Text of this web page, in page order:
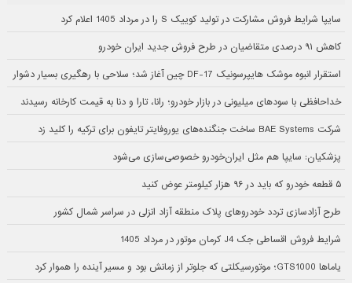
سایپا شرایط فروش مشارکت در تولید کوییک S را در مرداد 1405 اعلام کرد
کاهش ۹۱ درصدی متقاضیان در طرح فروش جدید ایران خودرو
استقرار انبوه موشک هایپرسونیک DF-17 چین آغاز شد؛ سلاحی با رهگیری بسیار دشوار
خداحافظی با سودهای میلیونی در بازار خودرو؛ رانا، تارا و دنا به قیمت کارخانه رسیدند
شرکت BAE Systems ساخت جنگنده‌های یوروفایتر تایفون برای ترکیه را کلید زد
پزشکیان: سایپا هم مثل ایران‌خودرو خصوصی‌سازی می‌شود
۵ قطعه خودرو که باید در ۹۶ هزار کیلومتر عوض کنید
طرح آزادسازی تردد خودروهای پلاک منطقه آزاد انزلی در سراسر شمال کشور
شرایط فروش اقساطی جک J4 کرمان موتور در مرداد 1405
یاماها GTS1000؛ موتورسیکلتی که جلوتر از زمانش بود و مسیر آینده را هموار کرد